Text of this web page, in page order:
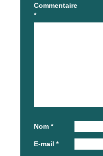
Commentaire
*
Nom *
E-mail *